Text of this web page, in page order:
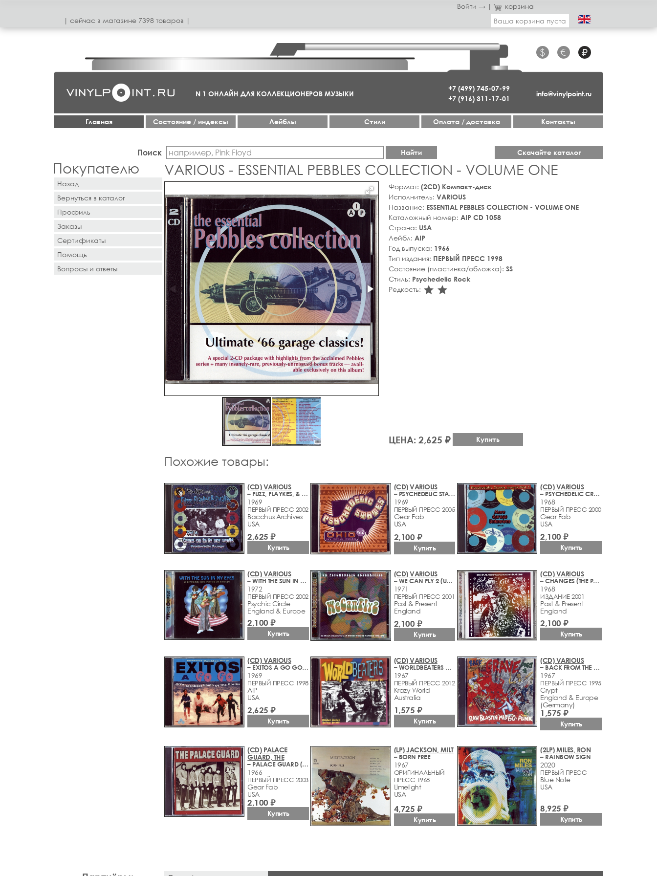
Войти → |
корзина
| сeйчас в магазинe 7398 товаров |
Ваша корзина пуста
+7 (499) 745-07-99
+7 (916) 311-17-01
$ € ₽
info@vinylpoint.ru
N 1 ОНЛАЙН ДЛЯ КОЛЛЕКЦИОНЕРОВ МУЗЫКИ
Главная Cостояние / индексы Лейблы Стили Оплата / доставка Контакты
Поиск Найти Скачайте каталог
Покупателю
Назад
Вернуться в каталог
Профиль
Заказы
Сертификаты
Помощь
Вопросы и ответы
VARIOUS - ESSENTIAL PEBBLES COLLECTION - VOLUME ONE
Формат: (2CD) Компакт-диск
Исполнитель: VARIOUS
Название: ESSENTIAL PEBBLES COLLECTION - VOLUME ONE
Каталожный номер: AIP CD 1058
Страна: USA
Лейбл: AIP
Год выпуска: 1966
Тип издания: ПЕРВЫЙ ПРЕСС 1998
Состояние (пластинка/обложка): SS
Стиль: Psychedelic Rock
Редкость: star_rate
star_rate
ЦЕНА: 2,625 ₽ Купить
Похожие товары:
(CD) VARIOUS
– FUZZ, FLAYKES, & SHAKES VOL. 6: COME ON IN TO MY WORLD (1967-1969)
1969
ПЕРВЫЙ ПРЕСС 2002
Bacchus Archives
USA
2,625 ₽
Купить
(CD) VARIOUS
– PSYCHEDELIC STATES: OHIO IN THE 60S VOL. 2 (1964-1969)
1969
ПЕРВЫЙ ПРЕСС 2005
Gear Fab
USA
2,100 ₽
Купить
(CD) VARIOUS
– PSYCHEDELIC CROWN JEWELS - VOL. 3 (MORE GARAGE UNKNOWNS) (1965-1968)
1968
ПЕРВЫЙ ПРЕСС 2000
Gear Fab
USA
2,100 ₽
Купить
(CD) VARIOUS
– WITH THE SUN IN MY EYES (1966-1972)
1972
ПЕРВЫЙ ПРЕСС 2002
Psychic Circle
England & Europe
2,100 ₽
Купить
(CD) VARIOUS
– WE CAN FLY 2 (UK PSYCHEDELIC OBSCURITIES)(1966-1971)
1971
ПЕРВЫЙ ПРЕСС 2001
Past & Present
England
2,100 ₽
Купить
(CD) VARIOUS
– CHANGES (THE PSYCHEDELIC BEAT ALBUM)
1968
ИЗДАНИЕ 2001
Past & Present
England
2,100 ₽
Купить
(CD) VARIOUS
– EXITOS A GO GO - PLANETARY PEBBLES VOL. 2
1969
ПЕРВЫЙ ПРЕСС 1998
AIP
USA
2,625 ₽
Купить
(CD) VARIOUS
– WORLDBEATERS VOLUME 10 (GLOBAL SIXTIES GARAGE GREATS)
1967
ПЕРВЫЙ ПРЕСС 2012
Krazy World
Australia
1,575 ₽
Купить
(CD) VARIOUS
– BACK FROM THE GRAVE PART FOUR (RAW BLASTIN' MID 60S PUNK) (1965-1967)
1967
ПЕРВЫЙ ПРЕСС 1995
Crypt
England & Europe
(Germany)
1,575 ₽
Купить
(CD) PALACE
GUARD, THE
– PALACE GUARD (1965-1966)
1966
ПЕРВЫЙ ПРЕСС 2003
Gear Fab
USA
2,100 ₽
Купить
(LP) JACKSON, MILT
– BORN FREE
1967
ОРИГИНАЛЬНЫЙ
ПРЕСС 1968
Limelight
USA
4,725 ₽
Купить
(2LP) MILES, RON
– RAINBOW SIGN
2020
ПЕРВЫЙ ПРЕСС
Blue Note
USA
8,925 ₽
Купить